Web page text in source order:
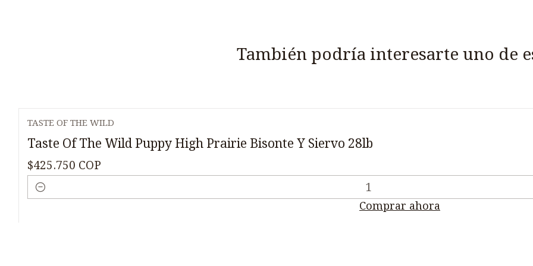
También podría interesarte uno de
TASTE OF THE WILD
Taste Of The Wild Puppy High Prairie Bisonte Y Siervo 28lb
$425.750 COP
Cantidad
Comprar ahora